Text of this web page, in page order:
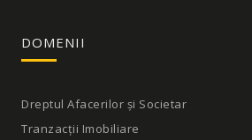
DOMENII
Dreptul Afacerilor și Societar
Tranzacții Imobiliare